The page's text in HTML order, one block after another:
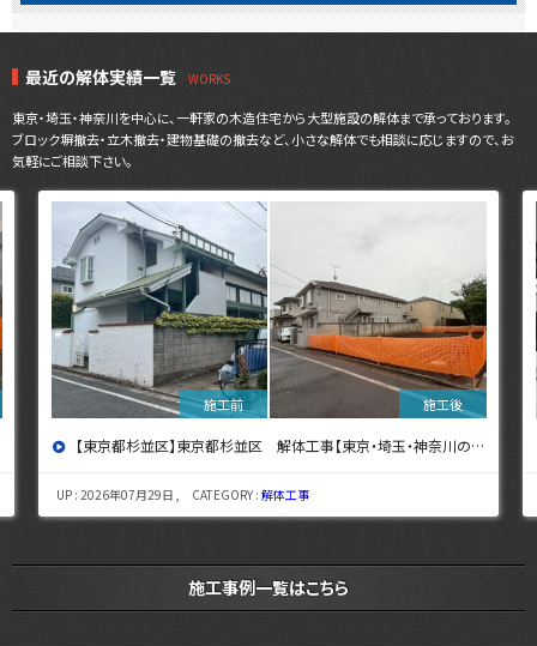
最近の解体実績一覧
東京・埼玉・神奈川を中心に、一軒家の木造住宅から大型施設の解体まで承っております。
ブロック塀撤去・立木撤去・建物基礎の撤去など、小さな解体でも相談に応じますので、お
気軽にご相談下さい。
【東京都杉並区】東京都杉並区 解体工事【東京・埼玉・神奈川の解体工事なら東央建設へ】
UP : 2026年07月29日 , CATEGORY :解体工事
施工事例一覧はこちら